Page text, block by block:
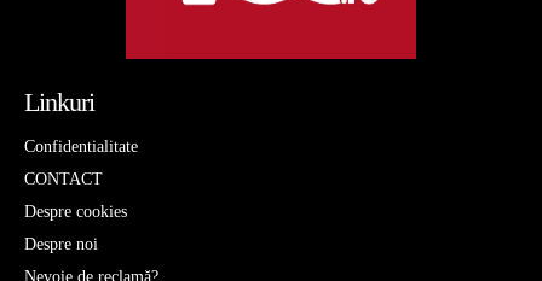
Linkuri
Confidentialitate
CONTACT
Despre cookies
Despre noi
Nevoie de reclamă?